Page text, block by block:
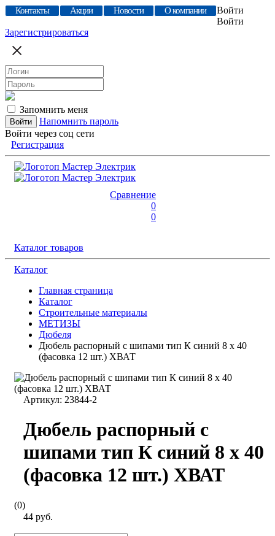
Контакты Акции Новости О компании
Войти
Войти
Зарегистрироваться
Запомнить меня
Напомнить пароль
Войти через соц сети
Регистрация
Сравнение
0
0
Каталог товаров
Каталог
Главная страница
Каталог
Строительные материалы
МЕТИЗЫ
Дюбеля
Дюбель распорный с шипами тип К синий 8 х 40
(фасовка 12 шт.) ХВАТ
Артикул: 23844-2
Дюбель распорный с
шипами тип К синий 8 х 40
(фасовка 12 шт.) ХВАТ
(0)
44 руб.